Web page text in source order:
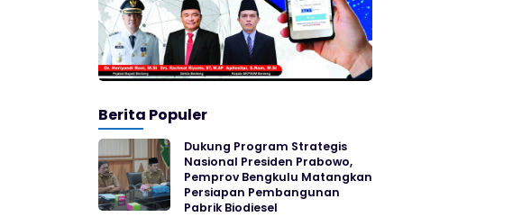
Berita Populer
Dukung Program Strategis
Nasional Presiden Prabowo,
Pemprov Bengkulu Matangkan
Persiapan Pembangunan
Pabrik Biodiesel